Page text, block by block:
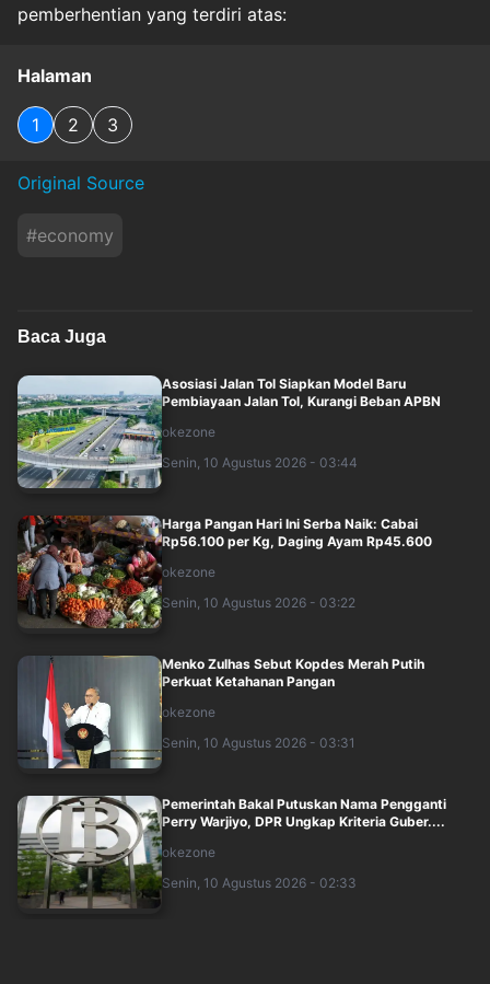
pemberhentian yang terdiri atas:
Halaman
1 2 3
Original Source
#economy
Baca Juga
Asosiasi Jalan Tol Siapkan Model Baru
Pembiayaan Jalan Tol, Kurangi Beban APBN
okezone
Senin, 10 Agustus 2026 - 03:44
Harga Pangan Hari Ini Serba Naik: Cabai
Rp56.100 per Kg, Daging Ayam Rp45.600
okezone
Senin, 10 Agustus 2026 - 03:22
Menko Zulhas Sebut Kopdes Merah Putih
Perkuat Ketahanan Pangan
okezone
Senin, 10 Agustus 2026 - 03:31
Pemerintah Bakal Putuskan Nama Pengganti
Perry Warjiyo, DPR Ungkap Kriteria Guber....
okezone
Senin, 10 Agustus 2026 - 02:33